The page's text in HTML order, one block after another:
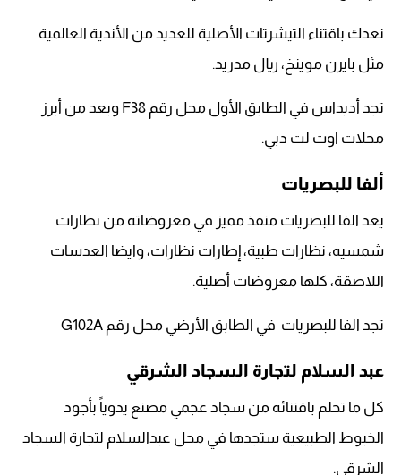
نعدك باقتناء التيشرتات الأصلية للعديد من الأندية العالمية
مثل بايرن موينخ، ريال مدريد.
تجد أديداس في الطابق الأول محل رقم F38 ويعد من أبرز
محلات اوت لت دبي.
ألفا للبصريات
يعد الفا للبصريات منفذ مميز في معروضاته من نظارات
شمسيه، نظارات طبية، إطارات نظارات، وايضا العدسات
اللاصقة، كلها معروضات أصلية.
تجد الفا للبصريات في الطابق الأرضي محل رقم G102A
عبد السلام لتجارة السجاد الشرقي
كل ما تحلم باقتنائه من سجاد عجمي مصنع يدوياً بأجود
الخيوط الطبيعية ستجدها في محل عبدالسلام لتجارة السجاد
الشرقي.